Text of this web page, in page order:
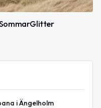
SommarGlitter
i Ängelholm